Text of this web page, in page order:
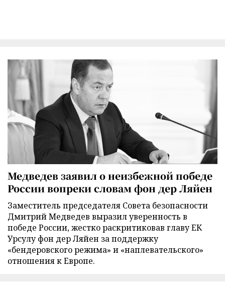
Медведев заявил о неизбежной победе
России вопреки словам фон дер Ляйен
Заместитель председателя Совета безопасности
Дмитрий Медведев выразил уверенность в
победе России, жестко раскритиковав главу ЕК
Урсулу фон дер Ляйен за поддержку
«бендеровского режима» и «наплевательского»
отношения к Европе.